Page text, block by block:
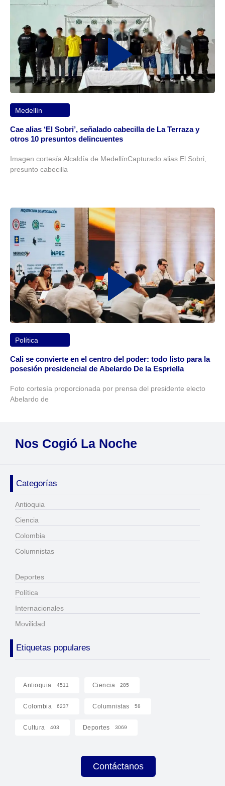
Medellín
Cae alias ‘El Sobri’, señalado cabecilla de La Terraza y
otros 10 presuntos delincuentes
Imagen cortesía Alcaldía de MedellínCapturado alias El Sobri,
presunto cabecilla
Política
Cali se convierte en el centro del poder: todo listo para la
posesión presidencial de Abelardo De la Espriella
Foto cortesía proporcionada por prensa del presidente electo
Abelardo de
Nos Cogió La Noche
Categorías
Antioquia
Ciencia
Colombia
Columnistas
Deportes
Política
Internacionales
Movilidad
Etiquetas populares
Antioquia 4511 Ciencia 285
Colombia 6237 Columnistas 58
Cultura 403 Deportes 3069
Contáctanos